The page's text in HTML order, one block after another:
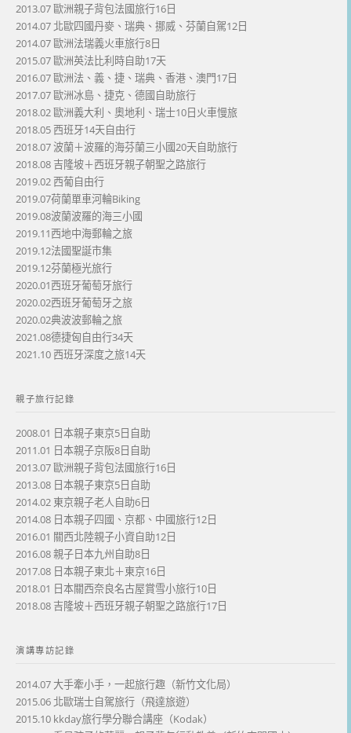
2013.07 歐洲親子背包法國旅行16日
2014.07 北歐四國丹麥、瑞典、挪威、芬蘭自駕12日
2014.07 歐洲法瑞義火車旅行8日
2015.07 歐洲英法比利時自助17天
2016.07 歐洲法、義、捷、瑞典、香港、澳門17日
2017.07 歐洲冰島、捷克、德國自助旅行
2018.02 歐洲義大利、奧地利、瑞士10日火車慢旅
2018.05 西班牙14天自由行
2018.07 波蘭＋波羅的海芬蘭三小國20天自助旅行
2018.08 吉隆坡＋西班牙親子朝聖之路旅行
2019.02 西葡自由行
2019.07荷蘭單車河輪Biking
2019.08波蘭波羅的海三小國
2019.11西地中海郵輪之旅
2019.12法國聖誕市集
2019.12芬蘭極光旅行
2020.01西班牙葡萄牙旅行
2020.02西班牙葡萄牙之旅
2020.02典波波郵輪之旅
2021.08德捷匈自由行34天
2021.10 西班牙深度之旅14天
親子旅行記錄
2008.01 日本親子東京5日自助
2011.01 日本親子京阪8日自助
2013.07 歐洲親子背包法國旅行16日
2013.08 日本親子東京5日自助
2014.02 東京親子老人自助6日
2014.08 日本親子四國、京都、中國旅行12日
2016.01 關西北陸親子小資自助12日
2016.08 親子日本九州自助8日
2017.08 日本親子東北＋東京16日
2018.01 日本關西奈良名古屋賞雪小旅行10日
2018.08 吉隆坡＋西班牙親子朝聖之路旅行17日
演講專訪記錄
2014.07 大手牽小手，一起旅行趣（新竹文化局）
2015.06 北歐瑞士自駕旅行（飛達旅遊）
2015.10 kkday旅行學分聯合講座（Kodak）